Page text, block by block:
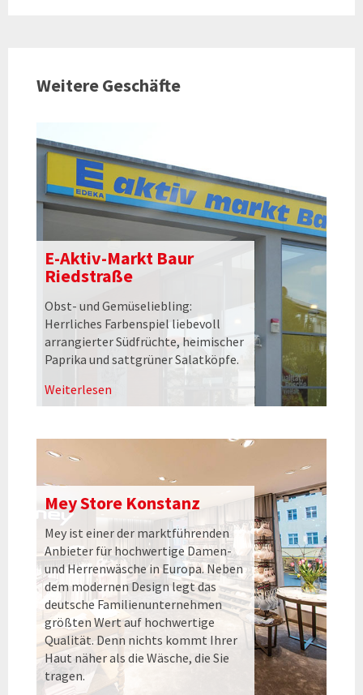
Weitere Geschäfte
E-Aktiv-Markt Baur
Riedstraße
Obst- und Gemüseliebling:
Herrliches Farbenspiel liebevoll
arrangierter Südfrüchte, heimischer
Paprika und sattgrüner Salatköpfe.
Weiterlesen
Mey Store Konstanz
Mey ist einer der marktführenden
Anbieter für hochwertige Damen-
und Herrenwäsche in Europa. Neben
dem modernen Design legt das
deutsche Familienunternehmen
größten Wert auf hochwertige
Qualität. Denn nichts kommt Ihrer
Haut näher als die Wäsche, die Sie
tragen.